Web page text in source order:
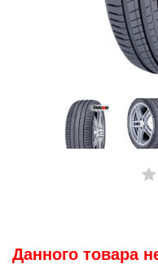
Данного товара